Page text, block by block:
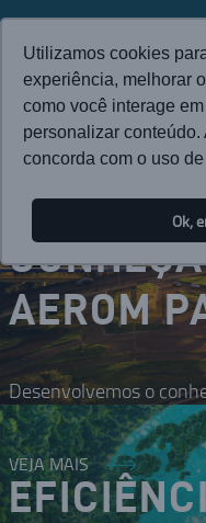
Utilizamos cookies
experiência, melhorar
como você interage
personalizar
concorda com o uso
Ok,
AEROM
Desenvolvemos o
VEJA MAIS